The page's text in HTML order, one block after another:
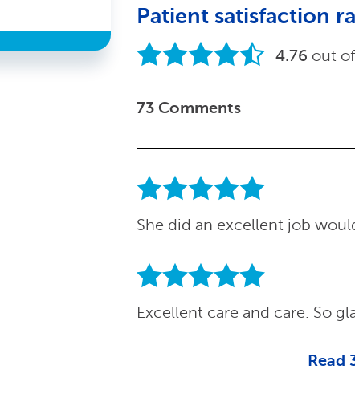
Patient satisfaction
4.76 out
73 Comments
She did an excellent job
Excellent care and care. So
Read